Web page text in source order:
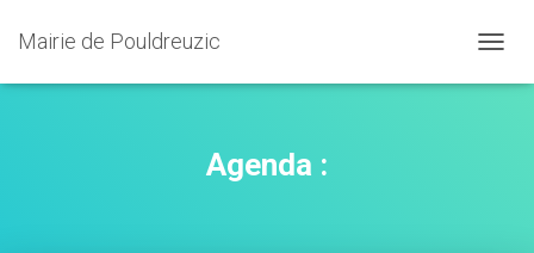
Mairie de Pouldreuzic
Agenda :